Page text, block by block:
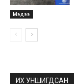
Мэдээ
ИХ УНШИГДСАН